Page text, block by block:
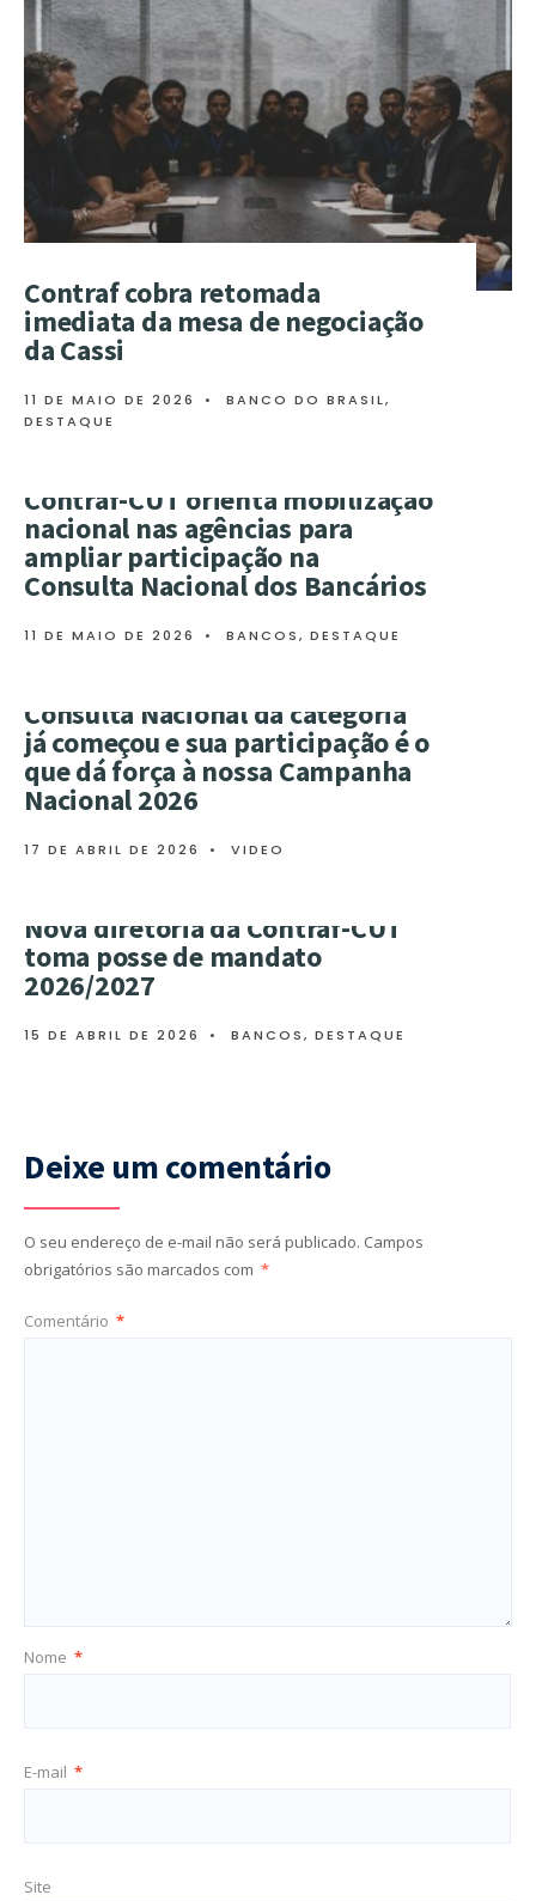
Contraf cobra retomada
imediata da mesa de negociação
da Cassi
11 DE MAIO DE 2026 • BANCO DO BRASIL,
DESTAQUE
Contraf-CUT orienta mobilização
nacional nas agências para
ampliar participação na
Consulta Nacional dos Bancários
11 DE MAIO DE 2026 • BANCOS, DESTAQUE
Consulta Nacional da categoria
já começou e sua participação é o
que dá força à nossa Campanha
Nacional 2026
17 DE ABRIL DE 2026 • VIDEO
Nova diretoria da Contraf-CUT
toma posse de mandato
2026/2027
15 DE ABRIL DE 2026 • BANCOS, DESTAQUE
Deixe um comentário
O seu endereço de e-mail não será publicado. Campos
obrigatórios são marcados com *
Comentário *
Nome *
E-mail *
Site